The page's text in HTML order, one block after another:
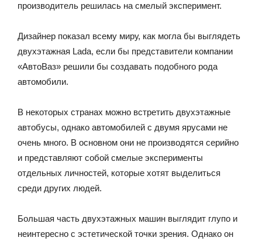
производитель решилась на смелый эксперимент.
Дизайнер показал всему миру, как могла бы выглядеть
двухэтажная Lada, если бы представители компании
«АвтоВаз» решили бы создавать подобного рода
автомобили.
В некоторых странах можно встретить двухэтажные
автобусы, однако автомобилей с двумя ярусами не
очень много. В основном они не производятся серийно
и представляют собой смелые эксперименты
отдельных личностей, которые хотят выделиться
среди других людей.
Большая часть двухэтажных машин выглядит глупо и
неинтересно с эстетической точки зрения. Однако он